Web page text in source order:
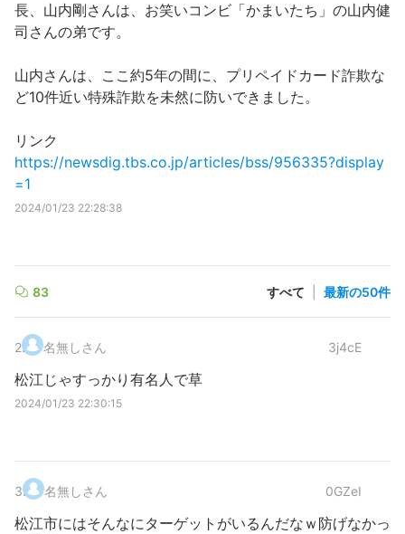
長、山内剛さんは、お笑いコンビ「かまいたち」の山内健
司さんの弟です。
山内さんは、ここ約5年の間に、プリペイドカード詐欺な
ど10件近い特殊詐欺を未然に防いできました。
リンク
https://newsdig.tbs.co.jp/articles/bss/956335?display
=1
2024/01/23 22:28:38
83 すべて 最新の50件
2. 名無しさん 3j4cE
松江じゃすっかり有名人で草
2024/01/23 22:30:15
3. 名無しさん 0GZeI
松江市にはそんなにターゲットがいるんだなｗ防げなかっ